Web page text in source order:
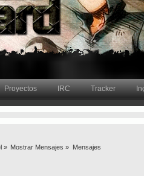
Proyectos IRC Tracker
» Mostrar Mensajes » Mensajes